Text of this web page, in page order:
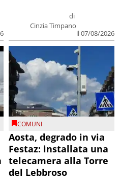
di
Cinzia Timpano
il 07/08/2026
COMUNI
Aosta, degrado in via
Festaz: installata una
telecamera alla Torre
del Lebbroso